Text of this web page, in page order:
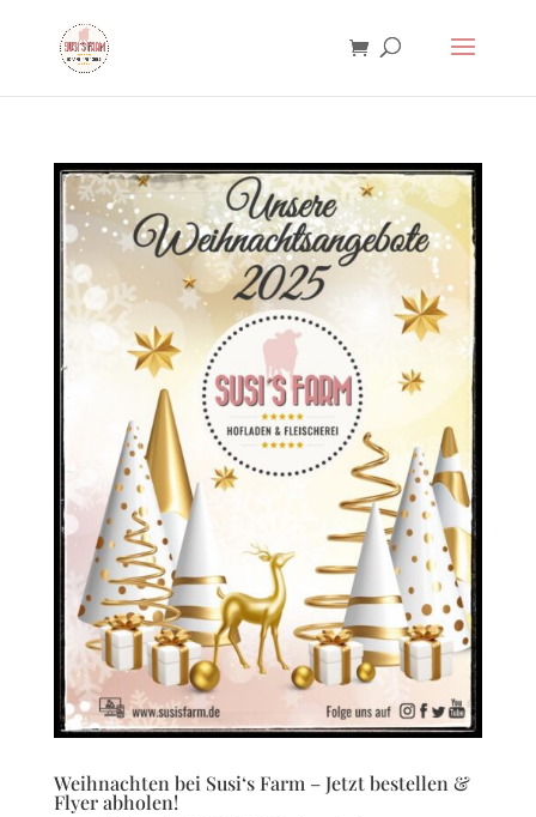
Weihnachten bei Susi‘s Farm – Jetzt bestellen &
Flyer abholen!